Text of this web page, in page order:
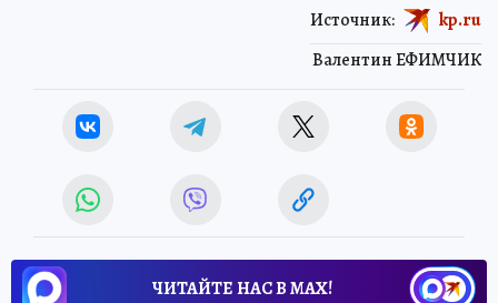
Валентин ЕФИМЧИК
Источник: kp.ru
ЧИТАЙТЕ НАС В МАХ!